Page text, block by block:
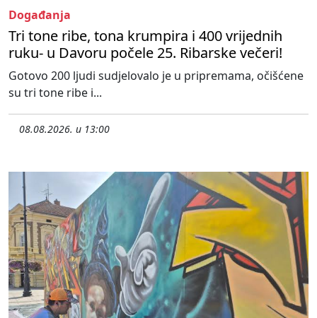
Događanja
Tri tone ribe, tona krumpira i 400 vrijednih
ruku- u Davoru počele 25. Ribarske večeri!
Gotovo 200 ljudi sudjelovalo je u pripremama, očišćene
su tri tone ribe i...
08.08.2026. u 13:00